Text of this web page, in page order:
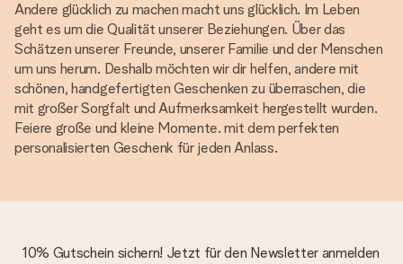
Andere glücklich zu machen macht uns glücklich. Im Leben
geht es um die Qualität unserer Beziehungen. Über das
Schätzen unserer Freunde, unserer Familie und der Menschen
um uns herum. Deshalb möchten wir dir helfen, andere mit
schönen, handgefertigten Geschenken zu überraschen, die
mit großer Sorgfalt und Aufmerksamkeit hergestellt wurden.
Feiere große und kleine Momente. mit dem perfekten
personalisierten Geschenk für jeden Anlass.
10% Gutschein sichern! Jetzt für den Newsletter anmelden